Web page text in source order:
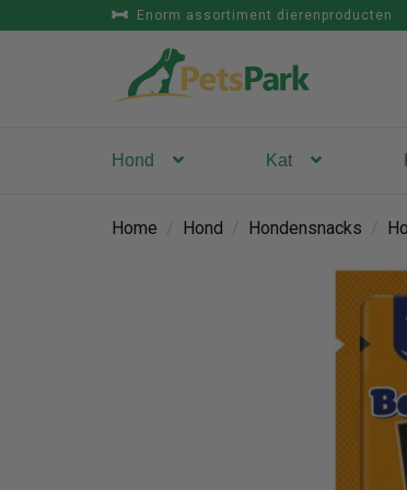
Enorm assortiment dierenproducten
Hond Kat
Home Hond Hondensnacks